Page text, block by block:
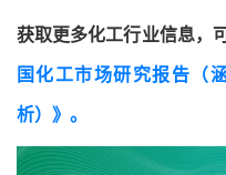
获取更多化工行业信息，
国化工市场研究报告（
析）》。